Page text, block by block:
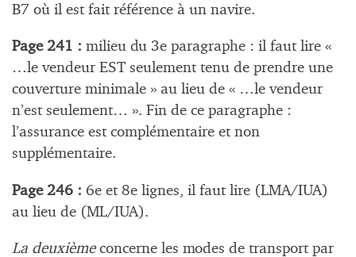
B7 où il est fait référence à un navire.
Page 241 : milieu du 3e paragraphe : il faut lire «
…le vendeur EST seulement tenu de prendre une
couverture minimale » au lieu de « …le vendeur
n’est seulement… ». Fin de ce paragraphe :
l’assurance est complémentaire et non
supplémentaire.
Page 246 : 6e et 8e lignes, il faut lire (LMA/IUA)
au lieu de (ML/IUA).
La deuxièmeconcerne les modes de transport par